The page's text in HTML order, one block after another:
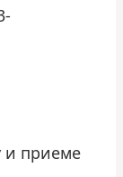
и приеме